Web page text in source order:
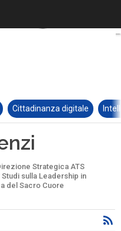
Cittadinanza digitale
Strategica ATS
sulla Leadership in
del Sacro Cuore